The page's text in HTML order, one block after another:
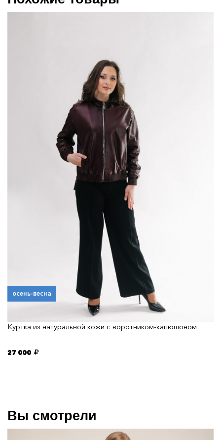
осень-весна
Куртка из натуральной кожи с воротником-капюшоном
27 000
Вы смотрели